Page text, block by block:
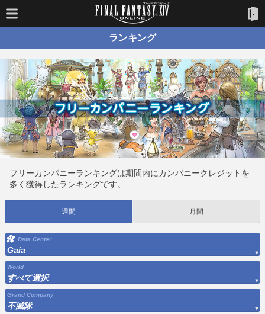
ランキング
フリーカンパニーランキングは期間内にカンパニークレジットを
多く獲得したランキングです。
週間 月間
Data Center
Gaia
World
すべて選択
Grand Company
不滅隊